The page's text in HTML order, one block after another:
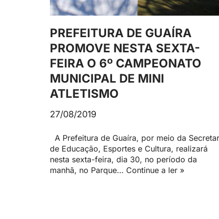
PREFEITURA DE GUAÍRA
PROMOVE NESTA SEXTA-
FEIRA O 6º CAMPEONATO
MUNICIPAL DE MINI
ATLETISMO
27/08/2019
A Prefeitura de Guaíra, por meio da
de Educação, Esportes e Cultura, realizará
nesta sexta-feira, dia 30, no período da
manhã, no Parque… Continue a ler »